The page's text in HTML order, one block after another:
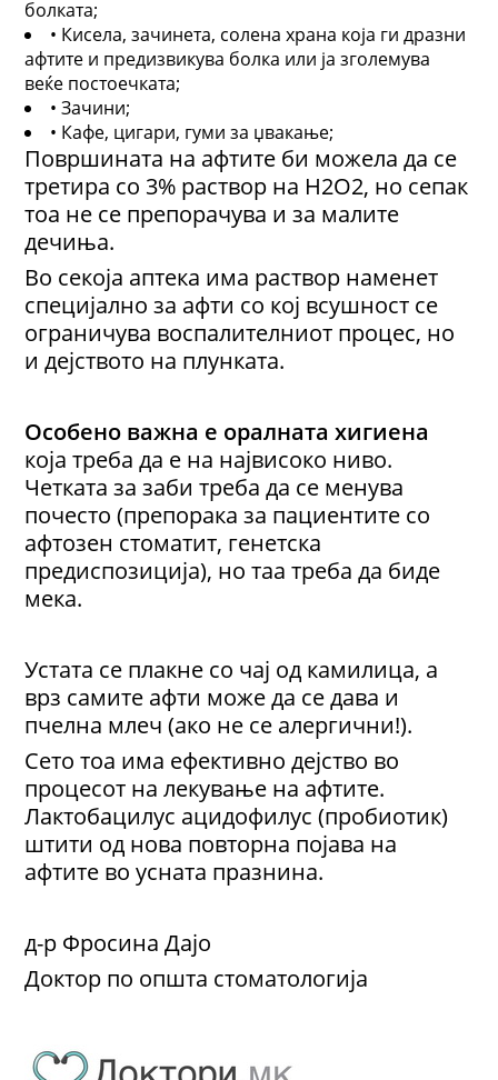
болката;
• Кисела, зачинета, солена храна која ги дразни
афтите и предизвикува болка или ја зголемува
веќе постоечката;
• Зачини;
• Кафе, цигари, гуми за џвакање;
Површината на афтите би можела да се
третира со 3% раствор на H2O2, но сепак
тоа не се препорачува и за малите
дечиња.
Во секоја аптека има раствор наменет
специјално за афти со кој всушност се
ограничува воспалителниот процес, но
и дејството на плунката.
Особено важна е оралната хигиена
која треба да е на највисоко ниво.
Четката за заби треба да се менува
почесто (препорака за пациентите со
афтозен стоматит, генетска
предиспозиција), но таа треба да биде
мека.
Устата се плакне со чај од камилица, а
врз самите афти може да се дава и
пчелна млеч (ако не се алергични!).
Сето тоа има ефективно дејство во
процесот на лекување на афтите.
Лактобацилус ацидофилус (пробиотик)
штити од нова повторна појава на
афтите во усната празнина.
д-р Фросина Дајо
Доктор по општа стоматологија